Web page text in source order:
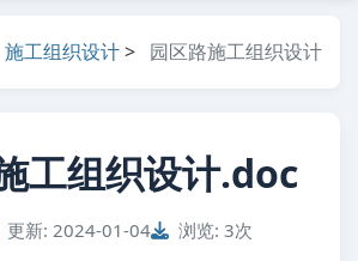
施工组织设计> 园区路施工组织设计
工组织设计.doc
更新: 2024-01-04 浏览: 3次